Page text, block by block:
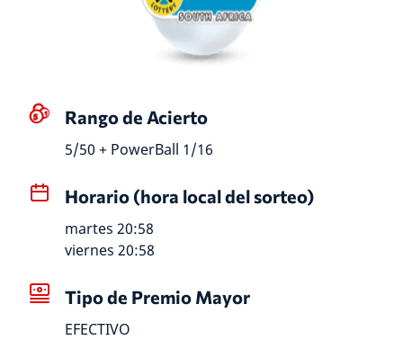
Rango de Acierto
5/50 + PowerBall 1/16
Horario (hora local del sorteo)
martes 20:58
viernes 20:58
Tipo de Premio Mayor
EFECTIVO